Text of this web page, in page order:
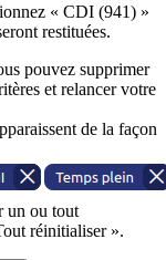
« CDI (941) »
restituées.
pouvez supprimer
et relancer votre
de la façon
un ou tout
réinitialiser ».